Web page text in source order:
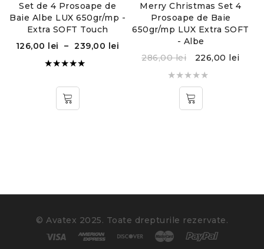
Temperatura maxima de spalare 90°C
Set de 4 Prosoape de
Baie Albe LUX 650gr/mp -
Extra SOFT Touch
126,00 lei – 239,00 lei
5.00din
5
Merry Christmas Set 4
Prosoape de Baie
650gr/mp LUX Extra SOFT
- Albe
286,00lei 226,00 lei
© Avatex 2025. Toate drepturile rezervate.